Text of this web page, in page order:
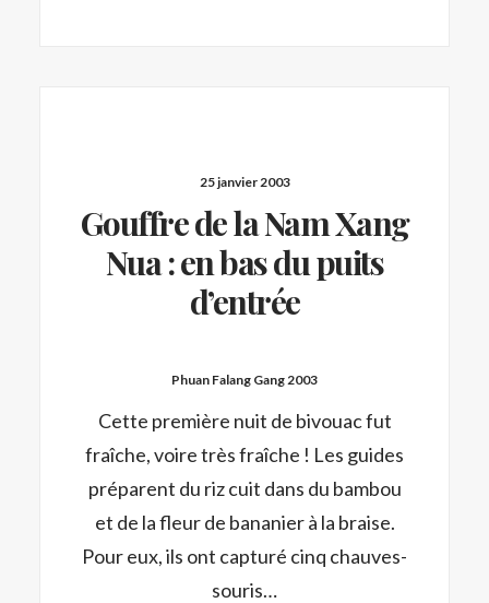
25 janvier 2003
Gouffre de la Nam Xang
Nua : en bas du puits
d’entrée
Phuan Falang Gang 2003
Cette première nuit de bivouac fut
fraîche, voire très fraîche ! Les guides
préparent du riz cuit dans du bambou
et de la fleur de bananier à la braise.
Pour eux, ils ont capturé cinq chauves-
souris…